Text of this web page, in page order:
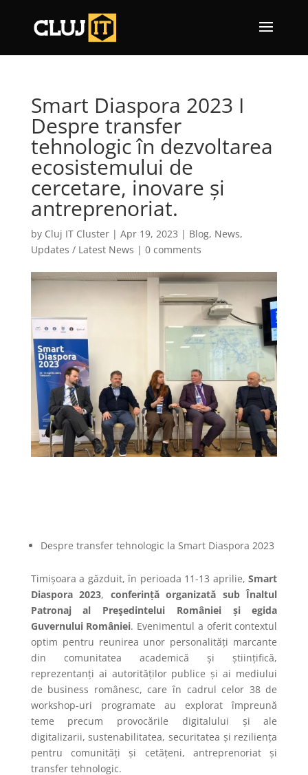
Smart Diaspora 2023 I
Despre transfer
tehnologic în dezvoltarea
ecosistemului de
cercetare, inovare și
antreprenoriat.
by Cluj IT Cluster| Apr 19, 2023 | Blog, News,
Updates / Latest News | 0 comments
Despre transfer tehnologic la Smart Diaspora 2023
Timișoara a găzduit, în perioada 11-13 aprilie,Smart
Diaspora 2023, conferință organizată sub Înaltul
Patronaj al Preşedintelui României și egida
Guvernului României. Evenimentul a oferit contextul
optim pentru reunirea unor personalități marcante
din comunitatea academică și științifică,
reprezentanți ai autorităților publice și ai mediului
de business românesc, care în cadrul celor 38 de
workshop-uri programate au explorat împreună
teme precum provocările digitalului și ale
digitalizarii, sustenabilitatea, securitatea și reziliența
pentru comunități și cetățeni, antreprenoriat și
transfer tehnologic.